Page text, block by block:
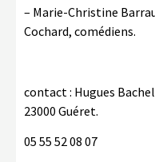
– Marie-Christine
Cochard, comédiens.
contact : Hugues
23000 Guéret.
05 55 52 08 07